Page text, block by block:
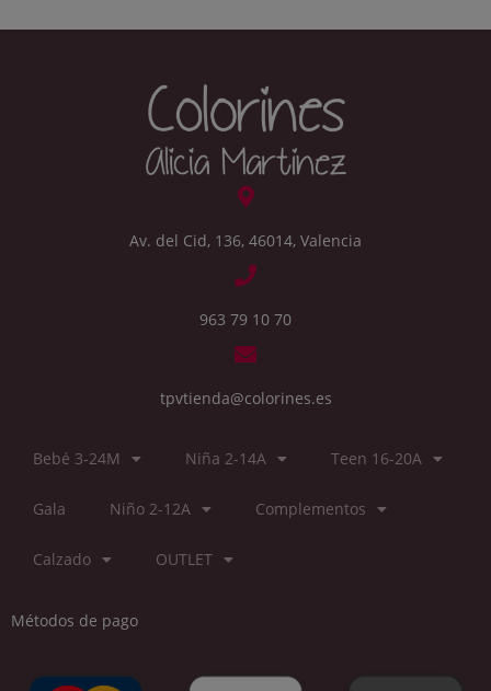
Av. del Cid, 136, 46014, Valencia
963 79 10 70
tpvtienda@colorines.es
Bebé 3-24M Niña 2-14A Teen 16-20A
Gala Niño 2-12A Complementos
Calzado OUTLET
Métodos de pago